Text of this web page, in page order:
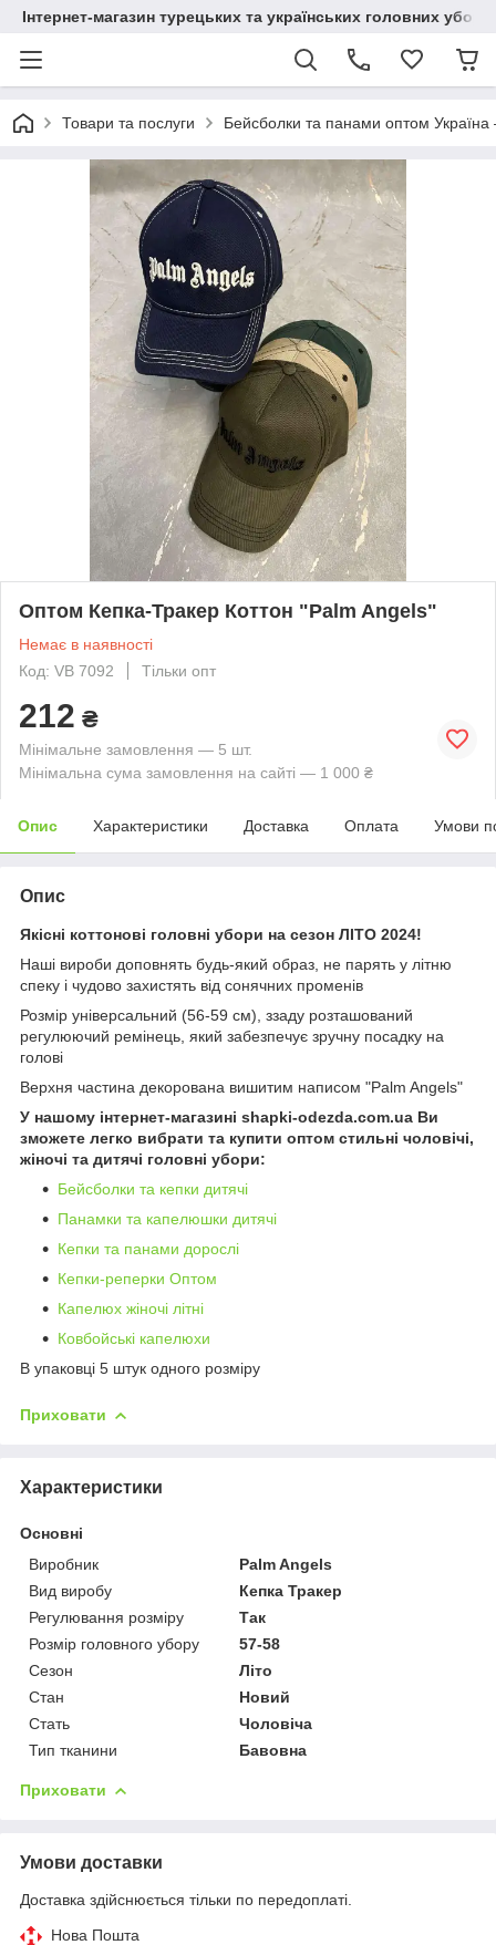
Інтернет-магазин турецьких та українських головних
Товари та послуги Бейсболки та панами оптом
Оптом Кепка-Тракер Коттон "Palm Angels"
Немає в наявності
Код: VB 7092
Тільки опт
212 ₴
Мінімальне замовлення — 5 шт.
Мінімальна сума замовлення на сайті — 1 000 ₴
Опис Характеристики Доставка Оплата Умови
Опис
Якісні коттонові головні убори на сезон ЛІТО 2024!
Наші вироби доповнять будь-який образ, не парять у літню
спеку і чудово захистять від сонячних променів
Розмір універсальний (56-59 см), ззаду розташований
регулюючий ремінець, який забезпечує зручну посадку на
голові
Верхня частина декорована вишитим написом "Palm Angels"
У нашому інтернет-магазині shapki-odezda.com.ua Ви
зможете легко вибрати та купити оптом стильні чоловічі,
жіночі та дитячі головні убори:
Бейсболки та кепки дитячі
Панамки та капелюшки дитячі
Кепки та панами дорослі
Кепки-реперки Оптом
Капелюх жіночі літні
Ковбойські капелюхи
В упаковці 5 штук одного розміру
Приховати
Характеристики
Основні
Виробник
Palm Angels
Вид виробу
Кепка Тракер
Регулювання розміру
Так
Розмір головного убору
57-58
Сезон
Літо
Стан
Новий
Стать
Чоловіча
Тип тканини
Бавовна
Приховати
Умови доставки
Доставка здійснюється тільки по передоплаті.
Нова Пошта